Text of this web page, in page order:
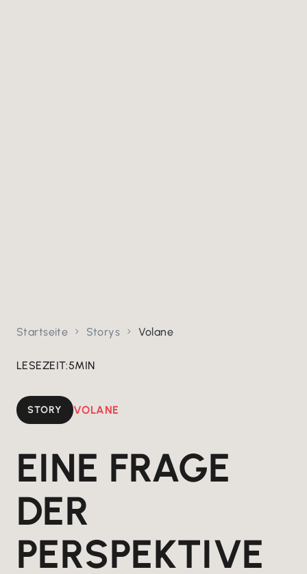
Startseite  Storys  Volane
LESEZEIT:5MIN
STORY VOLANE
EINE FRAGE
DER
PERSPEKTIVE